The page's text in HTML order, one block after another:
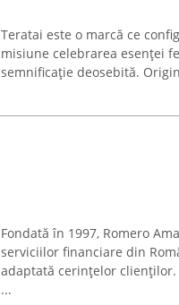
Teratai este o marcă ce
misiune celebrarea esenței
semnificație deosebită.
Fondată în 1997, Romero
serviciilor financiare din
adaptată cerințelor
...